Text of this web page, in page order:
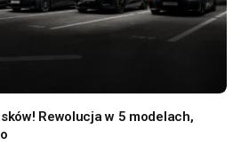
Rewolucja w 5 modelach,